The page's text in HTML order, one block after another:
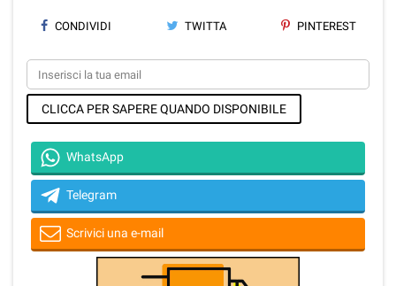
CONDIVIDI TWITTA PINTEREST
CLICCA PER SAPERE QUANDO DISPONIBILE
WhatsApp
Telegram
Scrivici una e-mail